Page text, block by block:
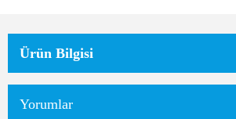
Ürün Bilgisi
Yorumlar